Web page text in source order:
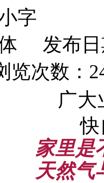
发布
次数：
广
家里是
天然气